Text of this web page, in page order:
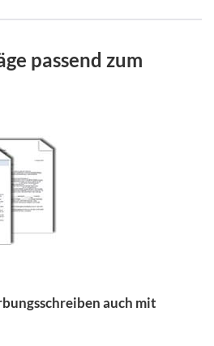
passend zum
auch mit